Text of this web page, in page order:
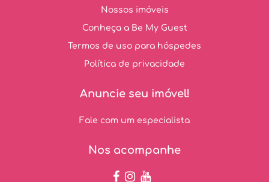
Nossos imóveis
Conheça a Be My Guest
Termos de uso para hóspedes
Política de privacidade
Anuncie seu imóvel!
Fale com um especialista
Nos acompanhe